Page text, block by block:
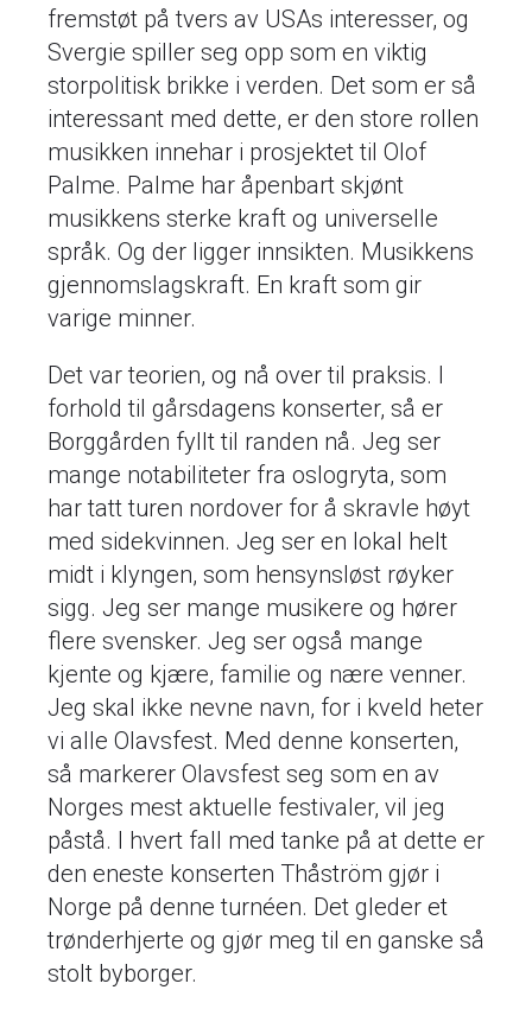
fremstøt på tvers av USAs interesser, og
Svergie spiller seg opp som en viktig
storpolitisk brikke i verden. Det som er så
interessant med dette, er den store rollen
musikken innehar i prosjektet til Olof
Palme. Palme har åpenbart skjønt
musikkens sterke kraft og universelle
språk. Og der ligger innsikten. Musikkens
gjennomslagskraft. En kraft som gir
varige minner.
Det var teorien, og nå over til praksis. I
forhold til gårsdagens konserter, så er
Borggården fyllt til randen nå. Jeg ser
mange notabiliteter fra oslogryta, som
har tatt turen nordover for å skravle høyt
med sidekvinnen. Jeg ser en lokal helt
midt i klyngen, som hensynsløst røyker
sigg. Jeg ser mange musikere og hører
flere svensker. Jeg ser også mange
kjente og kjære, familie og nære venner.
Jeg skal ikke nevne navn, for i kveld heter
vi alle Olavsfest. Med denne konserten,
så markerer Olavsfest seg som en av
Norges mest aktuelle festivaler, vil jeg
påstå. I hvert fall med tanke på at dette er
den eneste konserten Thåström gjør i
Norge på denne turnéen. Det gleder et
trønderhjerte og gjør meg til en ganske så
stolt byborger.